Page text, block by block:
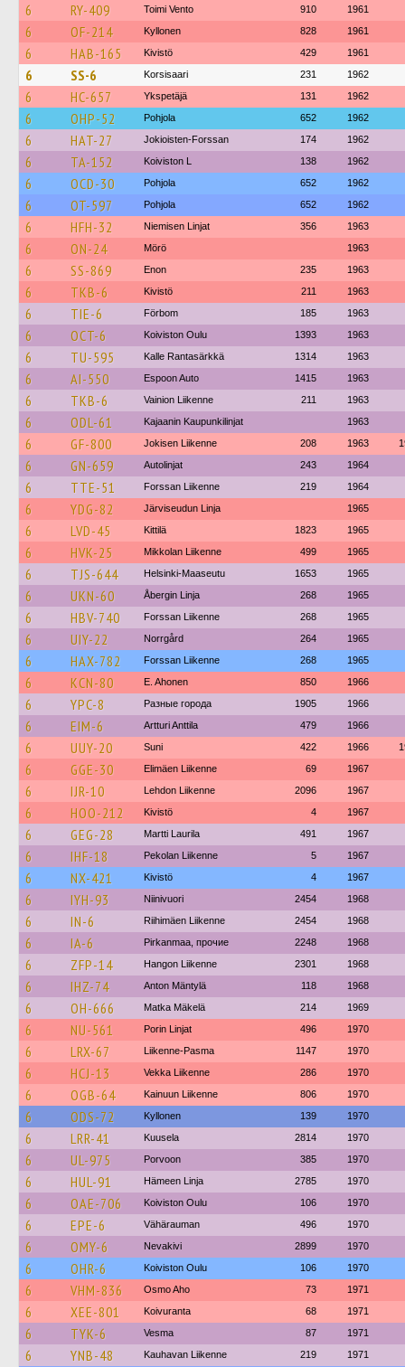
6 RY-409 Toimi Vento 910 1961
6 OF-214 Kyllonen 828 1961
6 HAB-165 Kivistö 429 1961
6 SS-6 Korsisaari 231 1962
6 HC-657 Ykspetäjä 131 1962
6 OHP-52 Pohjola 652 1962
6 HAT-27 Jokioisten-Forssan 174 1962
6 TA-152 Koiviston L 138 1962
6 OCD-30 Pohjola 652 1962
6 OT-597 Pohjola 652 1962
6 HFH-32 Niemisen Linjat 356 1963
6 ON-24 Mörö 1963
6 SS-869 Enon 235 1963
6 TKB-6 Kivistö 211 1963
6 TIE-6 Förbom 185 1963
6 OCT-6 Koiviston Oulu 1393 1963
6 TU-595 Kalle Rantasärkkä 1314 1963
6 AI-550 Espoon Auto 1415 1963
6 TKB-6 Vainion Liikenne 211 1963
6 ODL-61 Kajaanin Kaupunkilinjat 1963
6 GF-800 Jokisen Liikenne 208 1963
6 GN-659 Autolinjat 243 1964
6 TTE-51 Forssan Liikenne 219 1964
6 YDG-82 Järviseudun Linja 1965
6 LVD-45 Kittilä 1823 1965
6 HVK-25 Mikkolan Liikenne 499 1965
6 TJS-644 Helsinki-Maaseutu 1653 1965
6 UKN-60 Åbergin Linja 268 1965
6 HBV-740 Forssan Liikenne 268 1965
6 UIY-22 Norrgård 264 1965
6 HAX-782 Forssan Liikenne 268 1965
6 KCN-80 E. Ahonen 850 1966
6 YPC-8 Разные города 1905 1966
6 EIM-6 Artturi Anttila 479 1966
6 UUY-20 Suni 422 1966
6 GGE-30 Elimäen Liikenne 69 1967
6 IJR-10 Lehdon Liikenne 2096 1967
6 HOO-212 Kivistö 4 1967
6 GEG-28 Martti Laurila 491 1967
6 IHF-18 Pekolan Liikenne 5 1967
6 NX-421 Kivistö 4 1967
6 IYH-93 Niinivuori 2454 1968
6 IN-6 Riihimäen Liikenne 2454 1968
6 IA-6 Pirkanmaa, прочие 2248 1968
6 ZFP-14 Hangon Liikenne 2301 1968
6 IHZ-74 Anton Mäntylä 118 1968
6 OH-666 Matka Mäkelä 214 1969
6 NU-561 Porin Linjat 496 1970
6 LRX-67 Liikenne-Pasma 1147 1970
6 HCJ-13 Vekka Liikenne 286 1970
6 OGB-64 Kainuun Liikenne 806 1970
6 ODS-72 Kyllonen 139 1970
6 LRR-41 Kuusela 2814 1970
6 UL-975 Porvoon 385 1970
6 HUL-91 Hämeen Linja 2785 1970
6 OAE-706 Koiviston Oulu 106 1970
6 EPE-6 Vähärauman 496 1970
6 OMY-6 Nevakivi 2899 1970
6 OHR-6 Koiviston Oulu 106 1970
6 VHM-836 Osmo Aho 73 1971
6 XEE-801 Koivuranta 68 1971
6 TYK-6 Vesma 87 1971
6 YNB-48 Kauhavan Liikenne 219 1971